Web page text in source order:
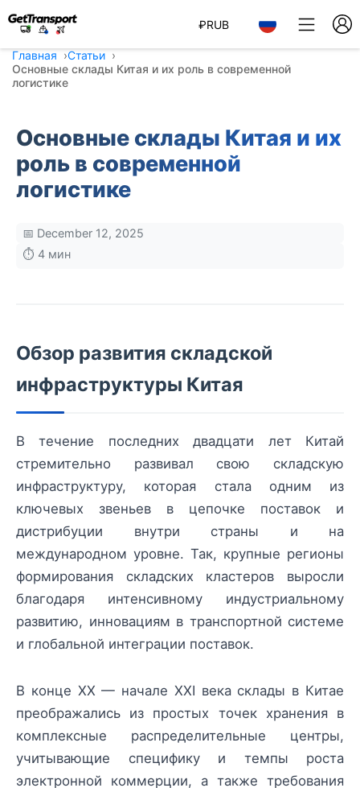
₽RUB
Главная
Статьи
Основные склады Китая и их роль в современной
логистике
Основные склады Китая и их
роль в современной
логистике
📅 December 12, 2025
⏱️ 4 мин
Обзор развития складской
инфраструктуры Китая
В течение последних двадцати лет Китай
стремительно развивал свою складскую
инфраструктуру, которая стала одним из
ключевых звеньев в цепочке поставок и
дистрибуции внутри страны и на
международном уровне. Так, крупные регионы
формирования складских кластеров выросли
благодаря интенсивному индустриальному
развитию, инновациям в транспортной системе
и глобальной интеграции поставок.
В конце XX — начале XXI века склады в Китае
преображались из простых точек хранения в
комплексные распределительные центры,
учитывающие специфику и темпы роста
электронной коммерции, а также требования